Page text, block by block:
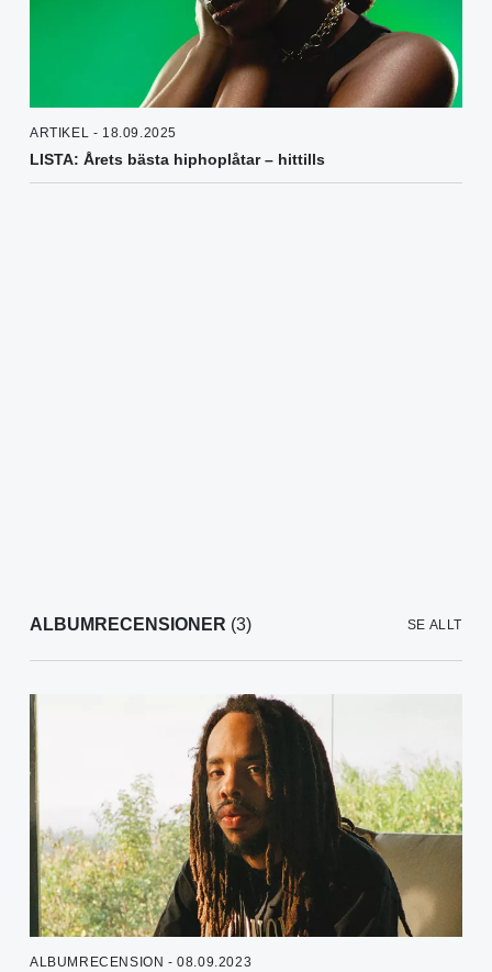
ARTIKEL - 18.09.2025
LISTA: Årets bästa hiphoplåtar – hittills
ALBUMRECENSIONER (3) SE ALLT
ALBUMRECENSION - 08.09.2023